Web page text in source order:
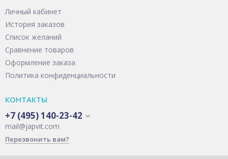
Личный кабинет
История заказов
Список желаний
Сравнение товаров
Оформление заказа
Политика конфиденциальности
КОНТАКТЫ
+7 (495) 140-23-42
mail@japvit.com
Перезвонить вам?